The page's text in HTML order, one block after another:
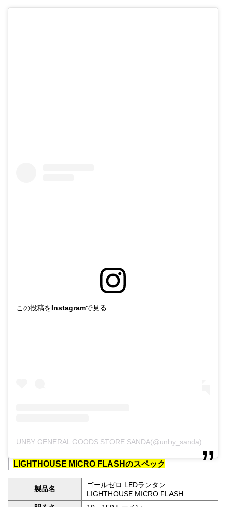
この投稿をInstagramで見る
LIGHTHOUSE MICRO FLASHのスペック
製品名
ゴールゼロ LEDランタン
LIGHTHOUSE MICRO FLASH